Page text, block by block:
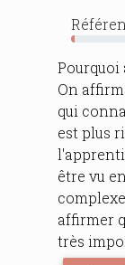
5%
Pourquoi
On
qui
est plus
être vu
affirmer
très